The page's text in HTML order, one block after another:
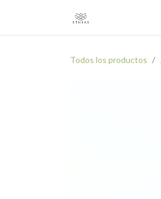
Todos los productos